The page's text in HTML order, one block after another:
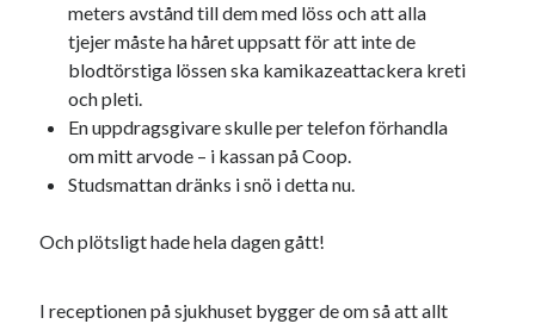
meters avstånd till dem med löss och att alla
tjejer måste ha håret uppsatt för att inte de
blodtörstiga lössen ska kamikazeattackera kreti
och pleti.
En uppdragsgivare skulle per telefon förhandla
om mitt arvode – i kassan på Coop.
Studsmattan dränks i snö i detta nu.
Och plötsligt hade hela dagen gått!
I receptionen på sjukhuset bygger de om så att allt